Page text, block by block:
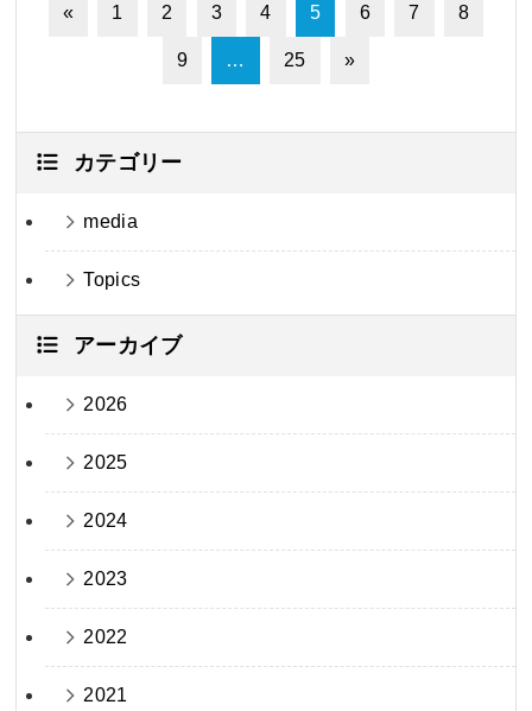
« 1 2 3 4 5 6 7 8
9 … 25 »
カテゴリー
media
Topics
アーカイブ
2026
2025
2024
2023
2022
2021